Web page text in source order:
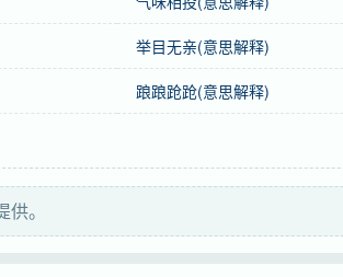
举目无亲(意思解释)
踉踉跄跄(意思解释)
。